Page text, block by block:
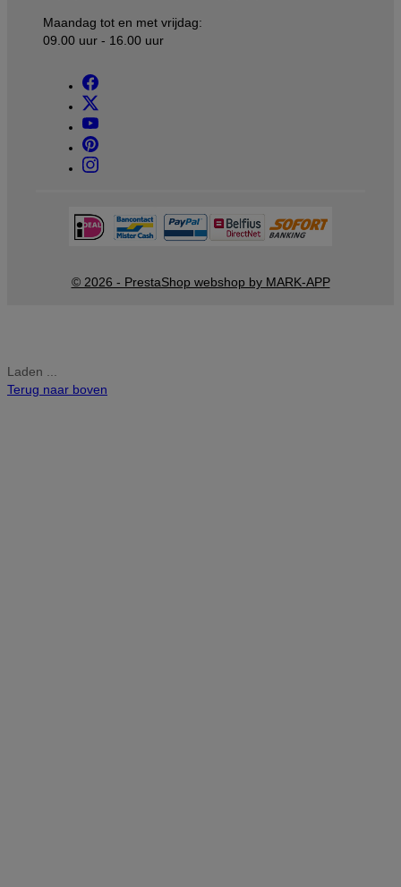
Maandag tot en met vrijdag:
09.00 uur - 16.00 uur
© 2026 - PrestaShop webshop by MARK-APP
Laden ...
Terug naar boven